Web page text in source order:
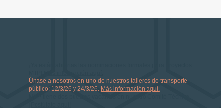
Únase a nosotros en uno de nuestros talleres de transporte
público: 12/3/26 y 24/3/26. Más información aquí.